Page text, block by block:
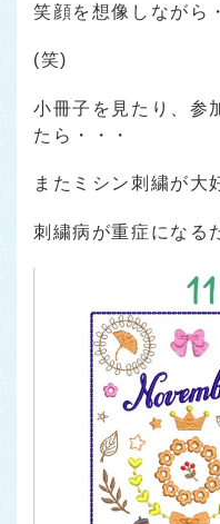
笑顔を想像しながら
(笑)
小冊子を見たり、参
たら・・・
またミシン刺繍が大
刺繍病が重症になる